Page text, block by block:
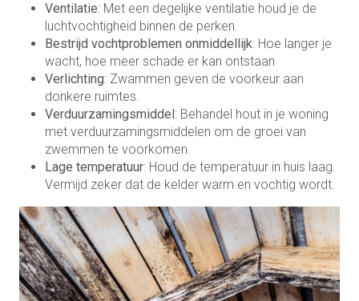
Ventilatie: Met een degelijke ventilatie houd je de
luchtvochtigheid binnen de perken.
Bestrijd vochtproblemen onmiddellijk: Hoe langer je
wacht, hoe meer schade er kan ontstaan
Verlichting: Zwammen geven de voorkeur aan
donkere ruimtes.
Verduurzamingsmiddel : Behandel hout in je woning
met verduurzamingsmiddelen om de groei van
zwemmen te voorkomen.
Lage temperatuur: Houd de temperatuur in huis laag.
Vermijd zeker dat de kelder warm en vochtig wordt.